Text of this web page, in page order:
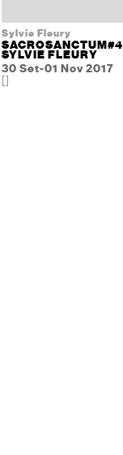
Sylvie Fleury
SACROSANCTUM#4
SYLVIE FLEURY
30 Set-01 Nov 2017
[]